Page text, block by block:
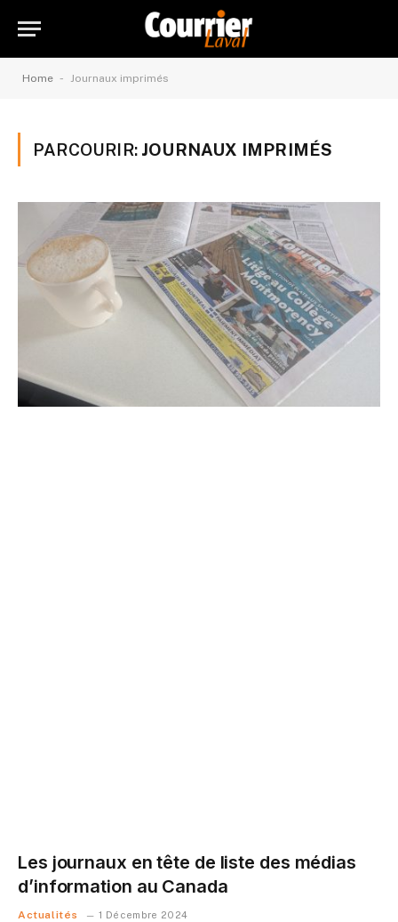
Home - Journaux imprimés
PARCOURIR: JOURNAUX IMPRIMÉS
Les journaux en tête de liste des médias
d’information au Canada
Actualités 1 Décembre 2024